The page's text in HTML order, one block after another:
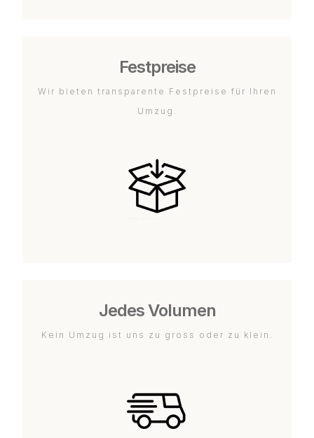
Festpreise
Wir bieten transparente Festpreise für Ihren
Umzug.
Jedes Volumen
Kein Umzug ist uns zu gross oder zu klein.